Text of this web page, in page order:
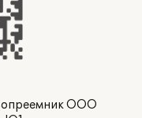
ООО